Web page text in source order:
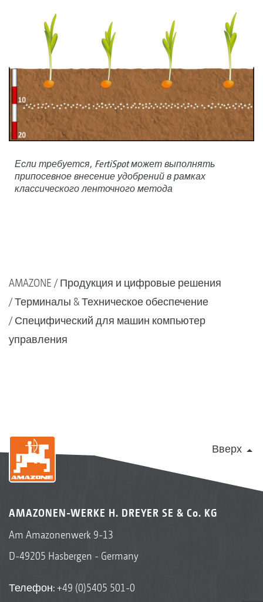
Если требуется, FertiSpot может выполнять
припосевное внесение удобрений в рамках
классического ленточного метода
AMAZONE
Продукция и цифровые решения
Терминалы & Техническое обеспечение
Специфический для машин компьютер
управления
Вверх
AMAZONEN-WERKE H. DREYER SE & Co. KG
Am Amazonenwerk 9-13
D-49205 Hasbergen - Germany
Телефон:+49 (0)5405 501-0